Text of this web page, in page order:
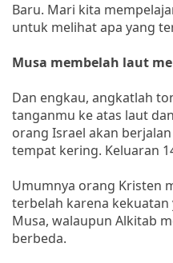
Baru. Mari kita
untuk melihat apa yang
Musa membelah laut
Dan engkau, angkatlah
tanganmu ke atas laut
orang Israel akan
tempat kering. Keluaran
Umumnya orang Kristen
terbelah karena
Musa, walaupun Alkitab
berbeda.